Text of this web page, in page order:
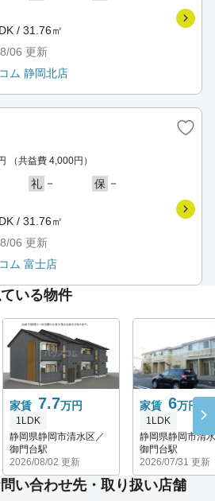
/ 31.76㎡
06 更新
ム 静岡北店
（共益費 4,000円）
礼 － 保 －
/ 31.76㎡
06 更新
ム 富士店
いる物件
家賃 7.7万円
1LDK
静岡県静岡市清水区／
御門台駅
2026/08/02 更新
家賃 6万円
1LDK
静岡県静岡市清
御門台駅
2026/07/31 更新
い合わせ先・取り扱い店舗